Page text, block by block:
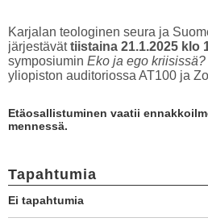
Karjalan teologinen seura ja
järjestävättiistaina 21.1.2025 klo
symposiumin Eko ja ego kriisissä?
yliopiston auditoriossa AT100 ja
Etäosallistuminen vaatii
mennessä.
Tapahtumia
Ei tapahtumia